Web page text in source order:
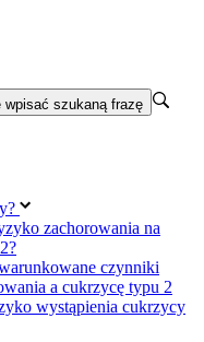
wpisać szukaną frazę
zachorowania na
czynniki
a cukrzycę typu 2
wystąpienia cukrzycy